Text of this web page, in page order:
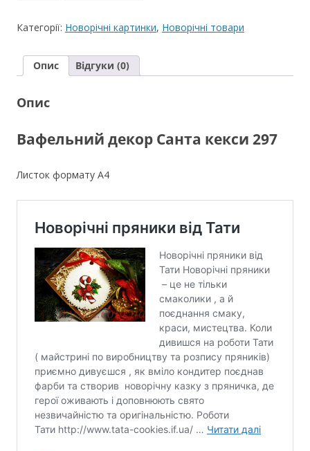
кекси
кількість
Категорії: Новорічні картинки, Новорічні товари
Опис Відгуки (0)
Опис
Вафельний декор Санта кекси 297
Листок формату А4